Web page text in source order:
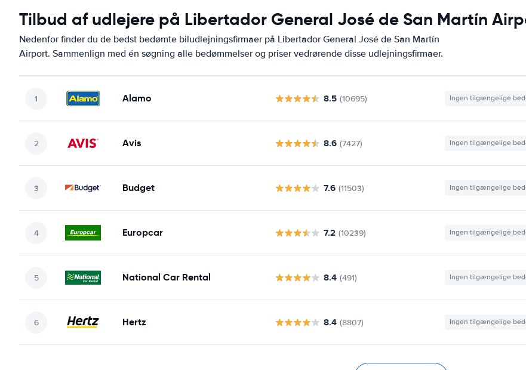
Tilbud af udlejere på Libertador General José de San Martín
Nedenfor finder du de bedst bedømte biludlejningsfirmaer på Libertador General José de San Martín
Airport. Sammenlign med én søgning alle bedømmelser og priser vedrørende disse udlejningsfirmaer.
Alamo 8.5 (10695) Ingen tilgængelige
Avis 8.6 (7427) Ingen tilgængelige
Budget 7.6 (11503) Ingen tilgængelige
Europcar 7.2 (10239) Ingen tilgængelige
National Car Rental 8.4 (491) Ingen tilgængelige
Hertz 8.4 (8807) Ingen tilgængelige